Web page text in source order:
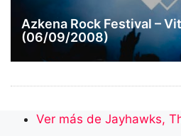
Azkena Rock Festival –
(06/09/2008)
Ver más de Jayhawks,